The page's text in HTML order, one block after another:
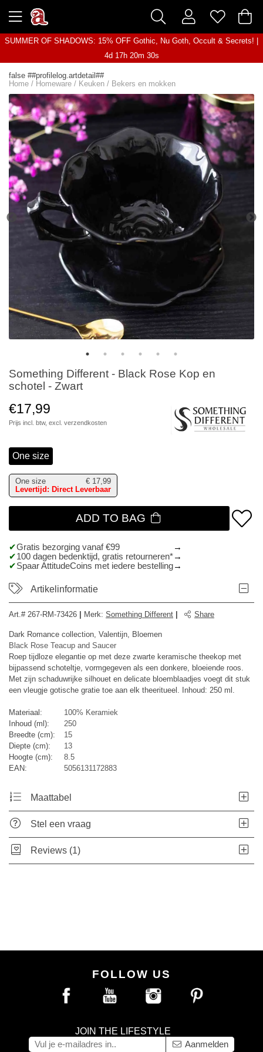
SUMMER OF SHADOWS: 15% OFF Gothic, Nu Goth, Occult & Secrets! |
4d 17h 20m 30s
false ##profilelog.artdetail##
Home / Homeware / Keuken / Bekers en mokken
Something Different - Black Rose Kop en
schotel - Zwart
€17,99
Prijs incl. btw, excl. verzendkosten
One size
One size € 17,99
Levertijd: Direct Leverbaar
ADD TO BAG
Gratis bezorging vanaf €99
100 dagen bedenktijd, gratis retourneren*
Spaar AttitudeCoins met iedere bestelling
Artikelinformatie
Art.# 267-RM-73426 Merk: Something Different Share
Dark Romance collection, Valentijn, Bloemen
Black Rose Teacup and Saucer
Roep tijdloze elegantie op met deze zwarte keramische theekop met
bijpassend schoteltje, vormgegeven als een donkere, bloeiende roos.
Met zijn schaduwrijke silhouet en delicate bloemblaadjes voegt dit stuk
een vleugje gotische gratie toe aan elk theeritueel. Inhoud: 250 ml.
Materiaal:
100% Keramiek
Inhoud (ml):
250
Breedte (cm):
15
Diepte (cm):
13
Hoogte (cm):
8.5
EAN:
5056131172883
Maattabel
Stel een vraag
Reviews (1)
FOLLOW US
JOIN THE LIFESTYLE
Aanmelden